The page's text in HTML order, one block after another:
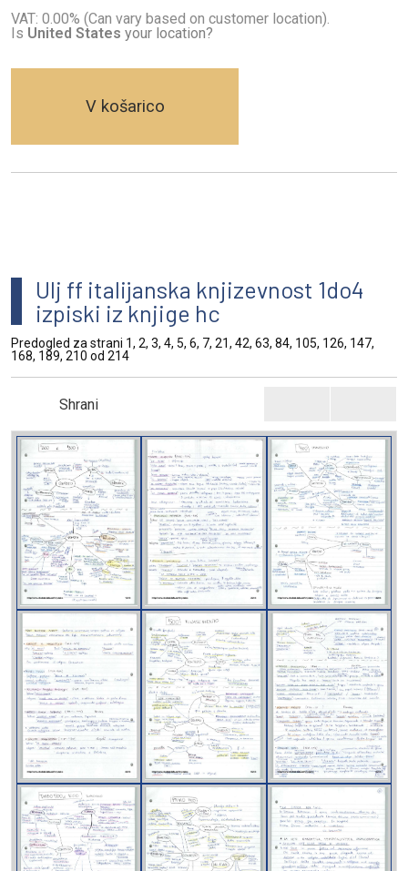
VAT: 0.00% (Can vary based on customer location).
Is United States your location?
V košarico
Ulj ff italijanska knjizevnost 1do4
izpiski iz knjige hc
Predogled za strani 1, 2, 3, 4, 5, 6, 7, 21, 42, 63, 84, 105, 126, 147,
168, 189, 210 od 214
Shrani